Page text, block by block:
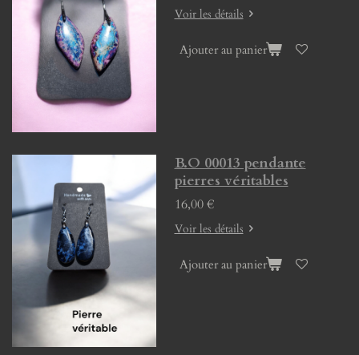
Voir les détails
Ajouter au panier
B.O 00013 pendante
pierres véritables
16,00 €
Voir les détails
Ajouter au panier